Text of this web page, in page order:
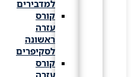
למדבירים
קורס
עזרה
ראשונה
לסקיפרים
קורס
עזרה